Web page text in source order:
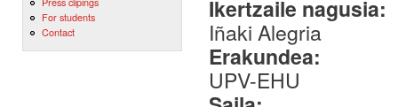
For students
Contact
Ikertzaile nagusia:
Iñaki Alegria
Erakundea:
UPV-EHU